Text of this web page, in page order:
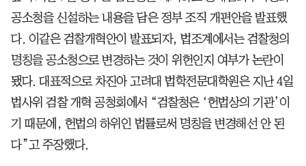
공소청을 신설하는 내용을 담은 정부 조직 개편안을 발표했
다. 이같은 검찰개혁안이 발표되자, 법조계에서는 검찰청의
명칭을 공소청으로 변경하는 것이 위헌인지 여부가 논란이
됐다. 대표적으로 차진아 고려대 법학전문대학원은 지난 4일
법사위 검찰 개혁 공청회에서 “검찰청은 ‘헌법상의 기관’이
기 때문에, 헌법의 하위인 법률로써 명칭을 변경해선 안 된
다”고 주장했다.